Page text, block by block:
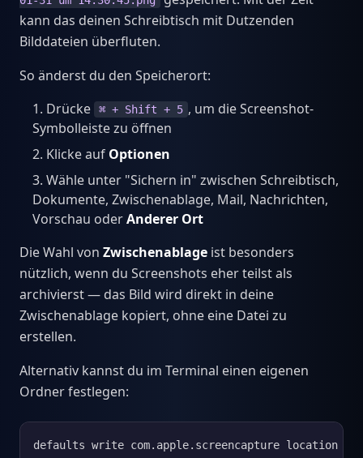
kann das deinen Schreibtisch mit Dutzenden
Bilddateien überfluten.
So änderst du den Speicherort:
Drücke
⌘ + Shift + 5 , um die Screenshot-
Symbolleiste zu öffnen
Klicke auf Optionen
Wähle unter "Sichern in" zwischen Schreibtisch,
Dokumente, Zwischenablage, Mail, Nachrichten,
Vorschau oderAnderer Ort
Die Wahl von Zwischenablage ist besonders
nützlich, wenn du Screenshots eher teilst als
archivierst — das Bild wird direkt in deine
Zwischenablage kopiert, ohne eine Datei zu
erstellen.
Alternativ kannst du im Terminal einen eigenen
Ordner festlegen:
defaults write com.apple.screencapture location ~/